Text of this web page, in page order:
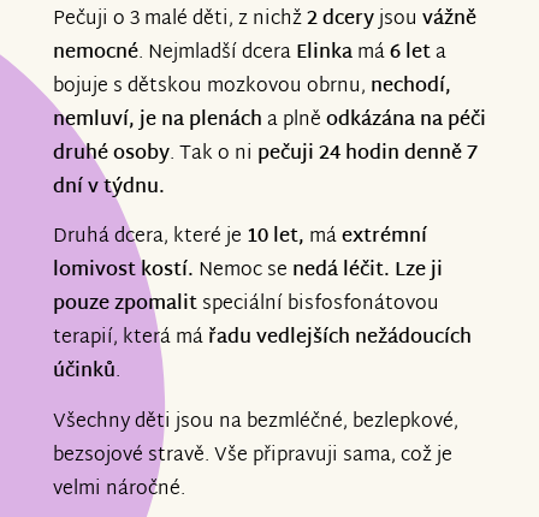
Pečuji o 3 malé děti, z nichž2 dceryjsou vážně
nemocné. Nejmladší dceraElinkamá6 leta
bojuje s dětskou mozkovou obrnu, nechodí,
nemluví, je na plenácha plněodkázána na péči
druhé osoby. Tak o ni pečuji 24 hodin denně 7
dní v týdnu.
Druhá dcera, které je 10 let, máextrémní
lomivost kostí. Nemoc se nedá léčit. Lze ji
pouze zpomalitspeciální bisfosfonátovou
terapií, která mářadu vedlejších nežádoucích
účinků.
Všechny děti jsou na bezmléčné, bezlepkové,
bezsojové stravě. Vše připravuji sama, což je
velmi náročné.